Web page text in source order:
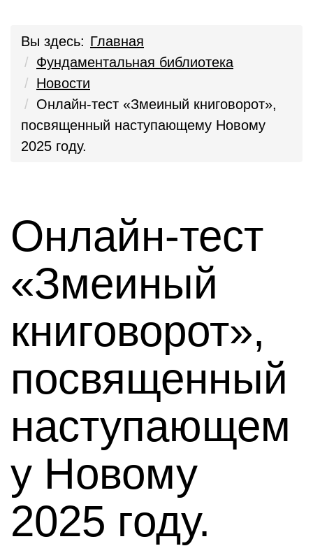
Вы здесь: Главная
Фундаментальная библиотека
Новости
Онлайн-тест «Змеиный книговорот»,
посвященный наступающему Новому
2025 году.
Онлайн-тест
«Змеиный
книговорот»,
посвященный
наступающем
у Новому
2025 году.